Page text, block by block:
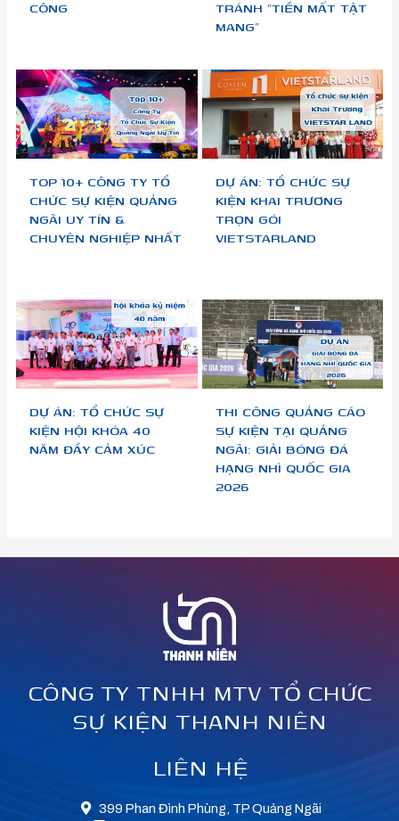
CÔNG
TRÁNH “TIỀN MẤT TẬT
MANG”
TOP 10+ CÔNG TY TỔ
CHỨC SỰ KIỆN QUẢNG
NGÃI UY TÍN &
CHUYÊN NGHIỆP NHẤT
DỰ ÁN: TỔ CHỨC SỰ
KIỆN KHAI TRƯƠNG
TRỌN GÓI
VIETSTARLAND
DỰ ÁN: TỔ CHỨC SỰ
KIỆN HỘI KHÓA 40
NĂM ĐẦY CẢM XÚC
THI CÔNG QUẢNG CÁO
SỰ KIỆN TẠI QUẢNG
NGÃI: GIẢI BÓNG ĐÁ
HẠNG NHÌ QUỐC GIA
2026
CÔNG TY TNHH MTV TỔ CHỨC
SỰ KIỆN THANH NIÊN
LIÊN HỆ
399 Phan Đình Phùng, TP Quảng Ngãi